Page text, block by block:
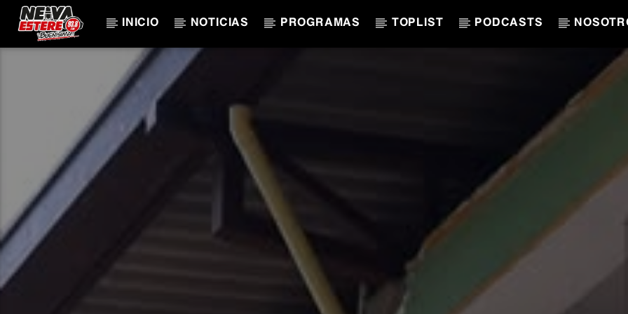
INICIO NOTICIAS PROGRAMAS TOPLIST PODCASTS
CANCIÓN ACTUAL
TÍTULO
ARTISTA